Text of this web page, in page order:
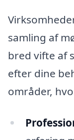
samling af
bred vifte af
efter dine
områder,